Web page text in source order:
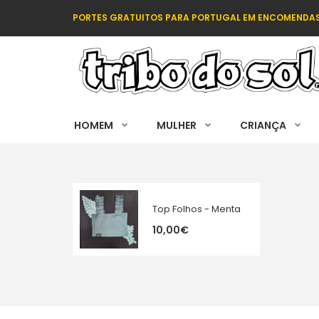
PORTES GRATUITOS PARA PORTUGAL EM
HOMEM MULHER CRIANÇA
Top Folhos - Menta
10,00€